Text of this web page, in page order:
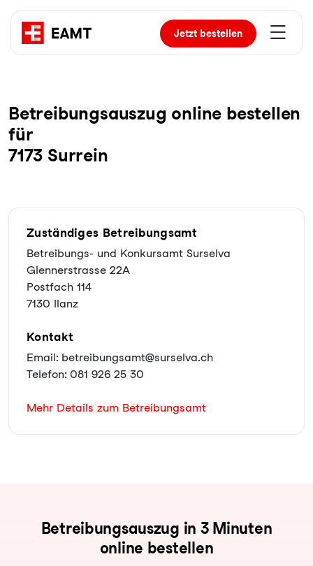
Jetztbestellen
Be­trei­bungs­aus­zug online bestellen
für
7173 Surrein
Zuständiges Betreibungsamt
Betreibungs- und Konkursamt Surselva
Glennerstrasse 22A
Postfach 114
7130 Ilanz
Kontakt
Email: betreibungsamt@surselva.ch
Telefon: 081 926 25 30
Mehr Details zum Betreibungsamt
Be­trei­bungs­aus­zug in 3 Minuten
online bestellen